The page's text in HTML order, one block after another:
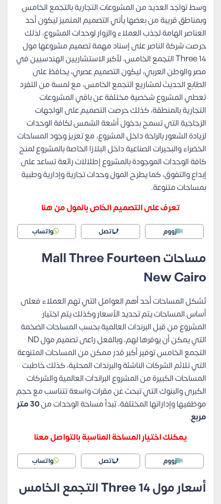
وسط تواجد العديد من المشروعات التجارية بالتجمع الخامس
وبمناطق قريبة من بعضها يأتي التصميم المتميز ليكون أحد
العناصر الهامة لجذب العملاء والزوار لوحدات المشروع، لذلك
حرصت شركة الناصر على إسناد مهمة تصميم مشروعها مول
Three 14 التجمع الخامس، لأكبر الاستشاريين الهندسيين في
مصر والوطن العربي، ليكون التصميم عصري، يحافظ على
الطابع الحديث لمشاريع التجمع الخامس، مع لمسة من التفرد
تعطي المشروع شخصية مختلفة عن باقي المشروعات
التجارية بالمنطقة، كذلك حرصت التصميم على الواجهات
الزجاجية التي تسمح بدخول أشعة الشمس لكافة الوحدات
لزيادة الشعور بالراحة داخل المشروع، مع تعزيز وجود المساحات
الخضراء والبحيرات الصناعية داخل البلازا الخاصة بالمشروع لمنح
كافة الوحدات الموجودة بالمشروع إطلالات رائعة تساعد على
إبداع والتفوق، كما يطرح المول وحدات تجارية وإدارية وطبية
بمساحات متنوعة.
تعرف على التصميم الخاص بالمول من هنا
زووم اتصل واتساب
مساحاتMall Three Fourteen
New Cairo
تُشكل المساحات أحد أهم العوامل التي تهم العملاء فعلى
أساس المساحات يتم تحديد الأسعار وكذلك يتم اختيار
المشروع من قبل البرندات العالمية بحسب المساحات الضخمة
التي يمكن أن يوفرها لهم، وبالفعل راعى تصميم مول ND
التجمع الخامس توفير أكبر قدر ممكن من المساحات المتنوعة
التي تلائم الشركات الناشئة والبرندات المحلية، كذلك خاطبت
المساحات الكبيرة من المشروع البراندات العالمية والشركات
الكبرى والبنوك التي تبحث عن مقرات واسعة تتناسب مع حجم
موظفيها وإداراتها المختلفة، تبدأ مساحة الوحدات من
30 متر
مربع.
يمكنك اختيار المساحة المناسبة بالتواصل معنا
زووم اتصل واتساب
أسعار مول التجمع الخامس